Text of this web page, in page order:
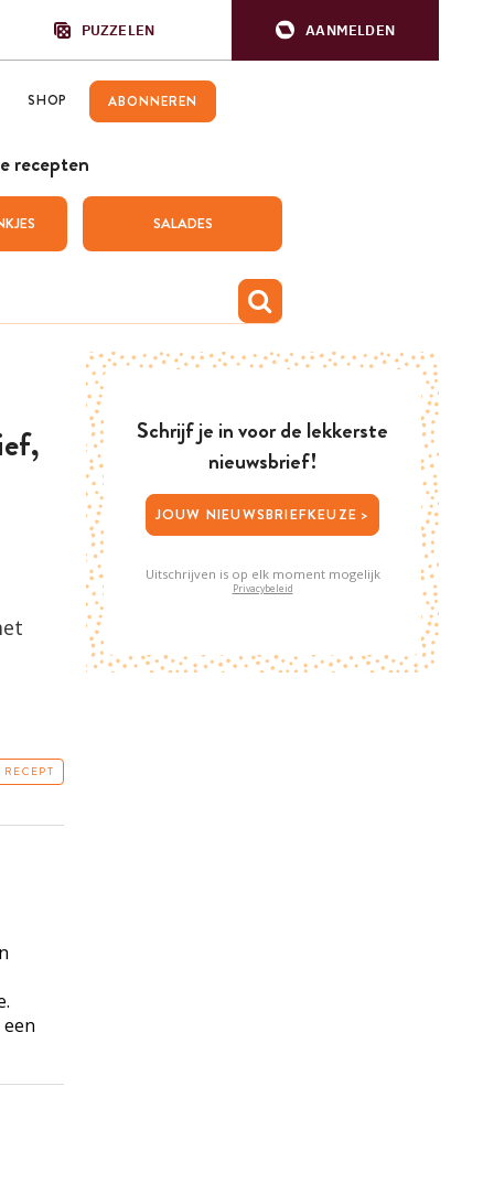
PUZZELEN AANMELDEN
SHOP ABONNEREN
recepten
SALADES
Schrijf je in voor de lekkerste
nieuwsbrief!
JOUW NIEUWSBRIEFKEUZE >
Uitschrijven is op elk moment mogelijk
Privacybeleid